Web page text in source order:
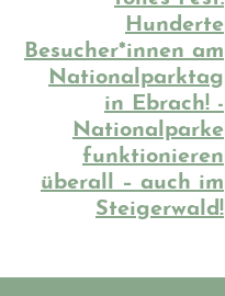
Hunderte
Besucher*innen am
Nationalparktag
in Ebrach! -
Nationalparke
funktionieren
überall – auch im
Steigerwald!